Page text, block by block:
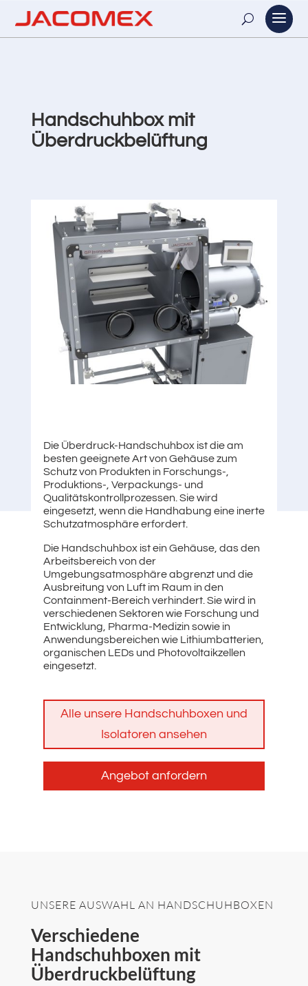
Handschuhbox mit
Überdruckbelüftung
Die Überdruck-Handschuhbox ist die am
besten geeignete Art von Gehäuse zum
Schutz von Produkten in Forschungs-,
Produktions-, Verpackungs- und
Qualitätskontrollprozessen. Sie wird
eingesetzt, wenn die Handhabung eine inerte
Schutzatmosphäre erfordert.
Die Handschuhbox ist ein Gehäuse, das den
Arbeitsbereich von der
Umgebungsatmosphäre abgrenzt und die
Ausbreitung von Luft im Raum in den
Containment-Bereich verhindert. Sie wird in
verschiedenen Sektoren wie Forschung und
Entwicklung, Pharma-Medizin sowie in
Anwendungsbereichen wie Lithiumbatterien,
organischen LEDs und Photovoltaikzellen
eingesetzt.
Alle unsere Handschuhboxen und
Isolatoren ansehen
Angebot anfordern
UNSERE AUSWAHL AN HANDSCHUHBOXEN
Verschiedene
Handschuhboxen mit
Überdruckbelüftung